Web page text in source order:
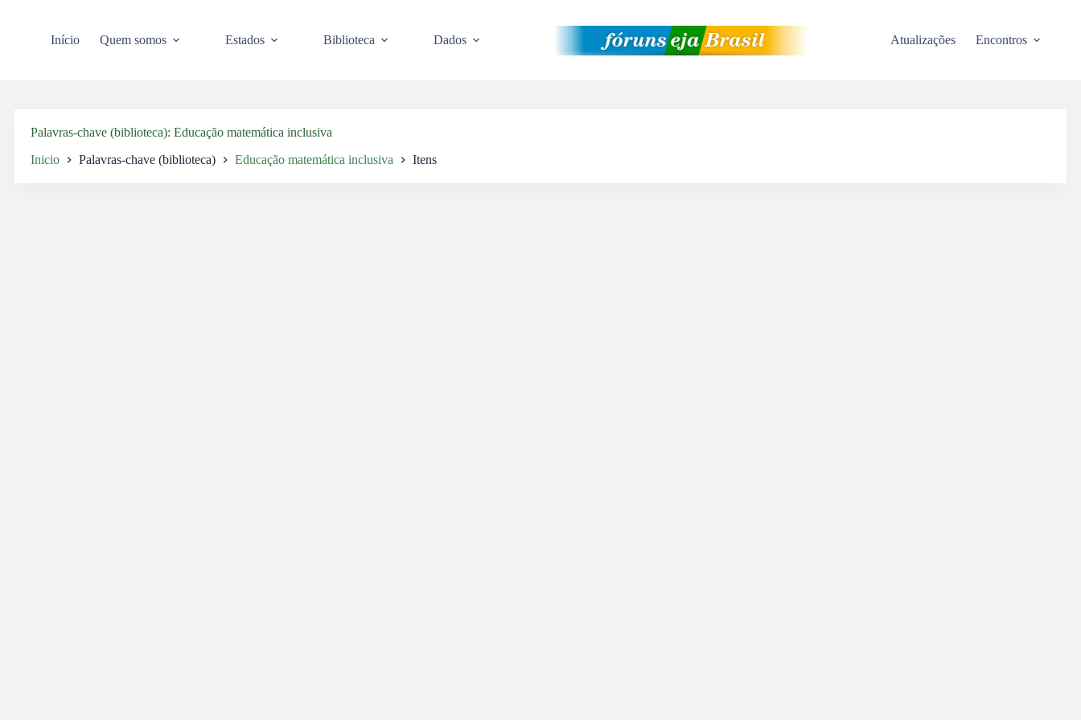
Início Quem somos Estados Biblioteca Dados Atualizações Encontros
Palavras-chave (biblioteca) Educação matemática inclusiva
Inicio Palavras-chave (biblioteca) Educação matemática inclusiva Itens